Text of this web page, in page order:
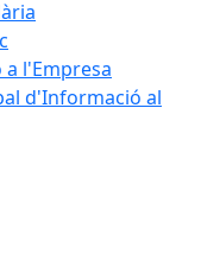
a l'Empresa
d'Informació al